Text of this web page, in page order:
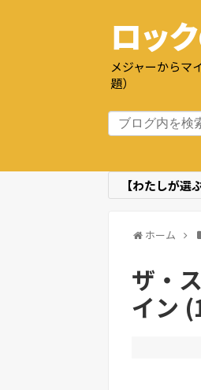
ロッ
メジャーからマ
題）
【わたしが
ホーム
ザ・
イン